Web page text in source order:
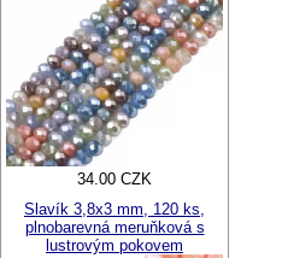
34.00 CZK
Slavík 3,8x3 mm, 120 ks,
plnobarevná meruňková s
lustrovým pokovem